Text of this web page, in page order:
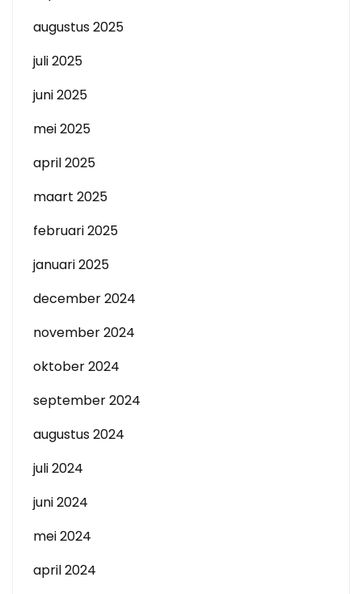
augustus 2025
juli 2025
juni 2025
mei 2025
april 2025
maart 2025
februari 2025
januari 2025
december 2024
november 2024
oktober 2024
september 2024
augustus 2024
juli 2024
juni 2024
mei 2024
april 2024